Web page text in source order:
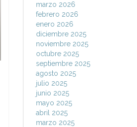
marzo 2026
febrero 2026
enero 2026
diciembre 2025
noviembre 2025
octubre 2025
septiembre 2025
agosto 2025
julio 2025
junio 2025
mayo 2025
abril 2025
marzo 2025